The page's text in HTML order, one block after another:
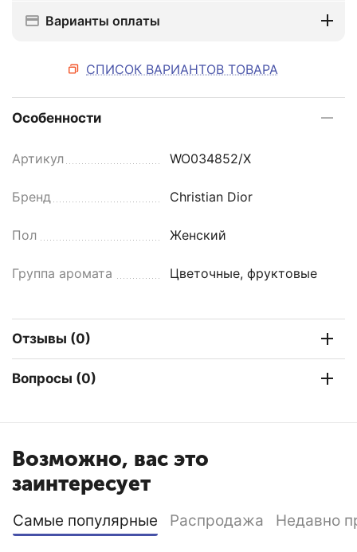
Варианты оплаты
СПИСОК ВАРИАНТОВ ТОВАРА
Особенности
Артикул WO034852/X
Бренд Christian Dior
Пол Женский
Группа аромата Цветочные, фруктовые
Отзывы (0)
Вопросы (0)
Возможно, вас это
заинтересует
Самые популярные Распродажа Недавно